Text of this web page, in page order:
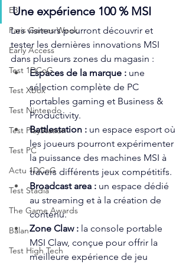
E3
Paris Games Week
Early Access
Test 1DCoG
Test Xbox
Test Nintendo
Test PlayStation
Test PC
Actu 1DCoG
Test Stadia
The Game Awards
Balan
Test High Tech
Une expérience 100 % MSI
Les visiteurs pourront découvrir et
tester les dernières innovations MSI
dans plusieurs zones du magasin :
Espaces de la marque : une
sélection complète de PC
portables gaming et Business &
Productivity.
Battlestation : un espace esport où
les joueurs pourront expérimenter
la puissance des machines MSI à
travers différents jeux compétitifs.
Broadcast area : un espace dédié
au streaming et à la création de
contenu.
Zone Claw : la console portable
MSI Claw, conçue pour offrir la
meilleure expérience de jeu